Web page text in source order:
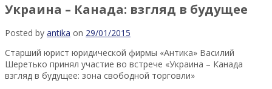
Украина – Канада: взгляд в будущее
Posted by antika on 29/01/2015
Старший юрист юридической фирмы «Антика» Василий
Шеретько принял участие во встрече «Украина – Канада
взгляд в будущее: зона свободной торговли»